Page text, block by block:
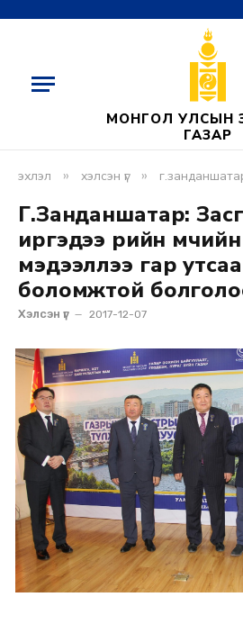
МОНГОЛ УЛСЫН
ГАЗАР
эхлэл » хэлсэн үг » г.занданшатар: засгийн газар иргэдээ
Г.Занданшатар:
иргэдээ өөрийн
мэдээллээ гар
боломжтой
Хэлсэн үг 2017-12-07